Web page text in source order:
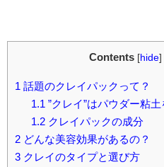
Contents [hide]
1 話題のクレイパックって？
1.1 ”クレイ”はパウダー粘
1.2クレイパックの成分
2 どんな美容効果があるの？
3 クレイのタイプと選び方